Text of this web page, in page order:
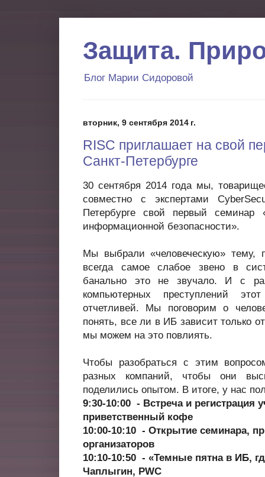
Защита.
Блог Марии Сидоровой
вторник, 9 сентября 2014 г.
RISC приглашает на свой
Санкт-Петербурге
30 сентября 2014 года мы,
совместно с экспертами
Петербурге свой первый семинар
информационной безопасности».
Мы выбрали «человеческую» тему,
всегда самое слабое звено в
банально это не звучало. И с
компьютерных преступлений
отчетливей. Мы поговорим о
понять, все ли в ИБ зависит только
мы можем на это повлиять.
Чтобы разобраться с этим
разных компаний, чтобы они
поделились опытом. В итоге, у нас
9:30-10:00 - Встреча и регистрация
приветственный кофе
10:00-10:10 - Открытие семинара,
организаторов
10:10-10:50 - «Темные пятна в ИБ,
Чаплыгин, PWC